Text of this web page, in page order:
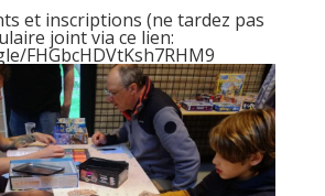
et inscriptions (ne tardez pas
joint via ce lien:
FHGbcHDVtKsh7RHM9